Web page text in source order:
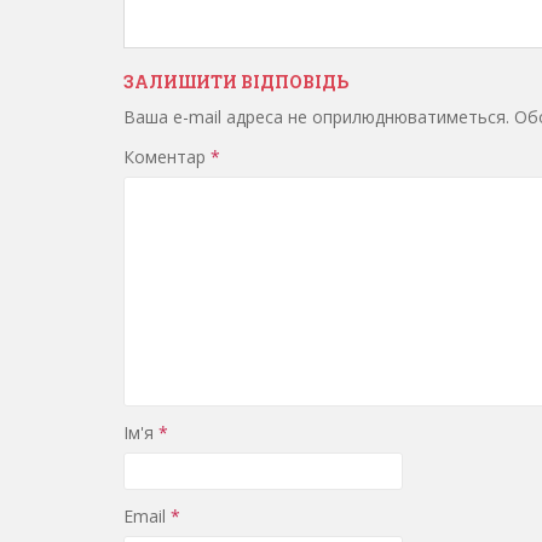
ЗАЛИШИТИ ВІДПОВІДЬ
Ваша e-mail адреса не оприлюднюватиметься.
Коментар *
Ім'я *
Email *